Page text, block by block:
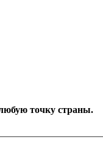
точку страны.